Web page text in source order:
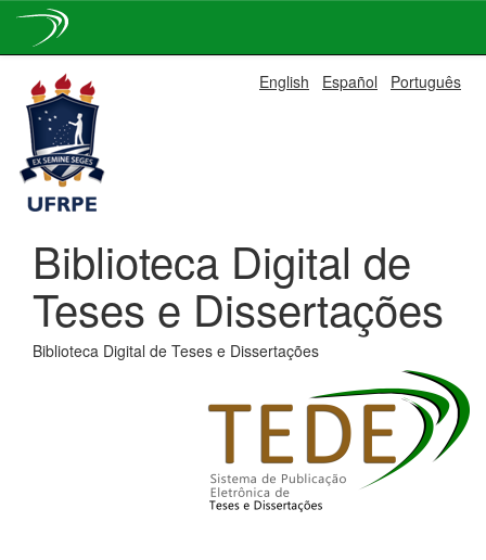
navigation
English Español Português
Biblioteca Digital de
Teses e Dissertações
Biblioteca Digital de Teses e Dissertações